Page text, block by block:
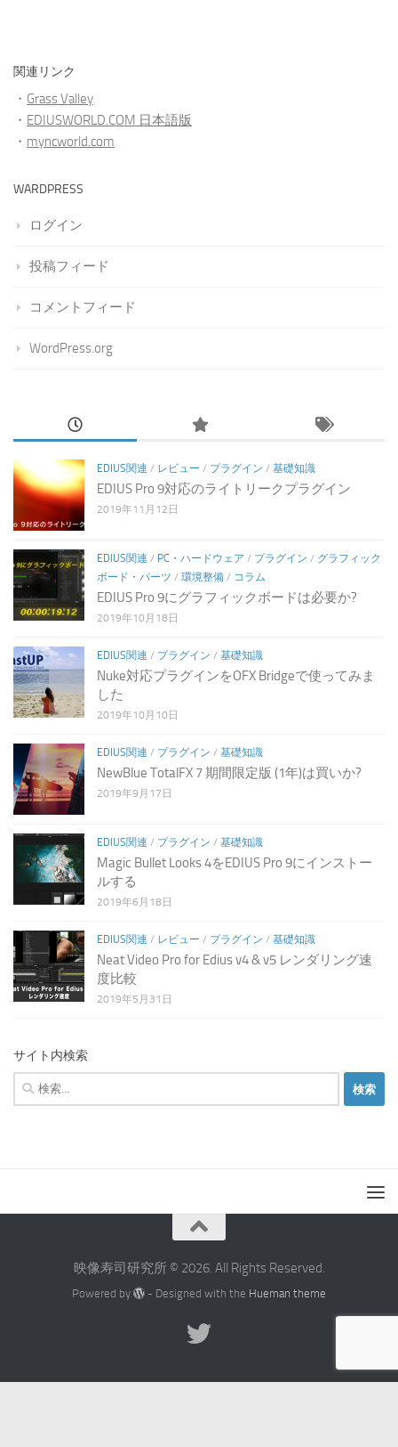
関連リンク
・ Grass Valley
・ EDIUSWORLD.COM 日本語版
・ myncworld.com
WARDPRESS
ログイン
投稿フィード
コメントフィード
WordPress.org
EDIUS関連 / レビュー / プラグイン / 基礎知識
EDIUS Pro 9対応のライトリークプラグイン
2019年11月12日
EDIUS関連 / PC・ハードウェア / プラグイン / グラフィック
ボード・パーツ / 環境整備 / コラム
EDIUS Pro 9にグラフィックボードは必要か?
2019年10月18日
EDIUS関連 / プラグイン / 基礎知識
Nuke対応プラグインをOFX Bridgeで使ってみま
した
2019年10月10日
EDIUS関連 / プラグイン / 基礎知識
NewBlue TotalFX 7 期間限定版 (1年)は買いか?
2019年9月17日
EDIUS関連 / プラグイン / 基礎知識
Magic Bullet Looks 4をEDIUS Pro 9にインストー
ルする
2019年6月18日
EDIUS関連 / レビュー / プラグイン / 基礎知識
Neat Video Pro for Edius v4 & v5 レンダリング速
度比較
2019年5月31日
サイト内検索
検
索:
映像寿司研究所 © 2026. All Rights Reserved.
Powered by - Designed with the Hueman theme